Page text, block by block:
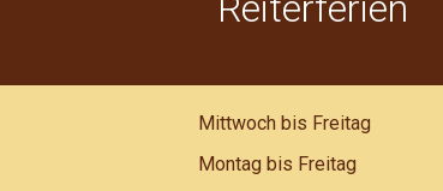
Mittwoch bis Freitag
Montag bis Freitag